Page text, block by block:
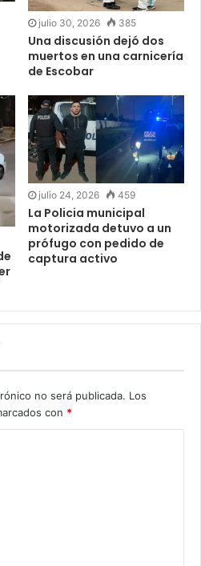
julio 30, 2026 385
Una discusión dejó dos
muertos en una carnicería
de Escobar
julio 24, 2026 459
La Policia municipal
motorizada detuvo a un
prófugo con pedido de
captura activo
no será publicada. Los
con *